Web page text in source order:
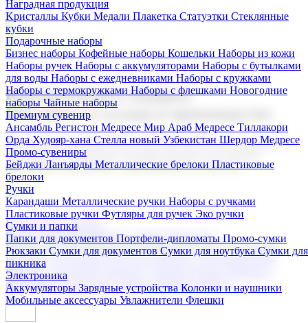
Наградная продукция
Kристаллы Кубки Медали Плакетка Статуэтки Стеклянные
кубки
Подарочные наборы
Бизнес наборы Кофейные наборы Кошельки Наборы из кожи
Наборы ручек Наборы с аккумуляторами Наборы с бутылками
для воды Наборы с ежедневниками Наборы с кружками
Наборы с термокружками Наборы с флешками Новогодние
наборы Чайные наборы
Премиум сувенир
Ансамбль Регистон Медресе Мир Араб Медресе Тиллакори
Орда Худояр-хана Стелла новый Узбекистан Шердор Медресе
Промо-сувениры
Бейджи Ланъярды Металлические брелоки Пластиковые
брелоки
Ручки
Карандаши Металлические ручки Наборы с ручками
Пластиковые ручки Футляры для ручек Эко ручки
Сумки и папки
Папки для документов Портфели-дипломаты Промо-сумки
Рюкзаки Сумки для документов Сумки для ноутбука Сумки для
пикника
Электроника
Аккумуляторы Зарядные устройства Колонки и наушники
Мобильные аксессуары Увлажнители Флешки
Корпоративные подарки
Поставка со склада и производство
Мы предлагаем широкий выбор корпоративных подарков и
сувениров с логотипом. В нашем каталоге вы найдете
продукцию для бизнеса, мероприятия и клиентов.
Подарочные наборы
Бизнес наборыКофейные наборы Кошельки
Наборы из кожиНаборы ручекНаборы с аккумуляторами
Наборы с бутылками для воды
Наборы с ежедневниками
Наборы с кружками
флешкамиНовогодние наборыЧайные наборы